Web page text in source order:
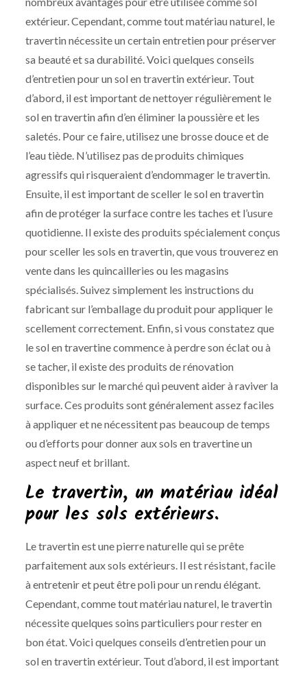
extérieur. Cependant, comme tout matériau naturel, le
travertin nécessite un certain entretien pour préserver
sa beauté et sa durabilité. Voici quelques conseils
d’entretien pour un sol en travertin extérieur. Tout
d’abord, il est important de nettoyer régulièrement le
sol en travertin afin d’en éliminer la poussière et les
saletés. Pour ce faire, utilisez une brosse douce et de
l’eau tiède. N’utilisez pas de produits chimiques
agressifs qui risqueraient d’endommager le travertin.
Ensuite, il est important de sceller le sol en travertin
afin de protéger la surface contre les taches et l’usure
quotidienne. Il existe des produits spécialement conçus
pour sceller les sols en travertin, que vous trouverez en
vente dans les quincailleries ou les magasins
spécialisés. Suivez simplement les instructions du
fabricant sur l’emballage du produit pour appliquer le
scellement correctement. Enfin, si vous constatez que
le sol en travertine commence à perdre son éclat ou à
se tacher, il existe des produits de rénovation
disponibles sur le marché qui peuvent aider à raviver la
surface. Ces produits sont généralement assez faciles
à appliquer et ne nécessitent pas beaucoup de temps
ou d’efforts pour donner aux sols en travertine un
aspect neuf et brillant.
Le travertin, un matériau idéal
pour les sols extérieurs.
Le travertin est une pierre naturelle qui se prête
parfaitement aux sols extérieurs. Il est résistant, facile
à entretenir et peut être poli pour un rendu élégant.
Cependant, comme tout matériau naturel, le travertin
nécessite quelques soins particuliers pour rester en
bon état. Voici quelques conseils d’entretien pour un
sol en travertin extérieur. Tout d’abord, il est important